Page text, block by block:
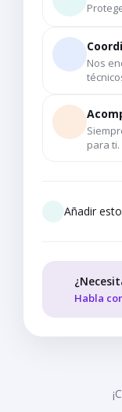
Nos
para ti.
Añadir
Habla